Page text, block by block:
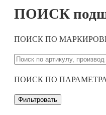
ПОИСК
ПОИСК ПО
ПОИСК ПО
Фильтровать